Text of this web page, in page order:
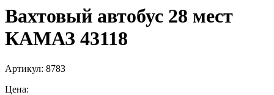
Вахтовый автобус 28 мест
КАМАЗ 43118
Артикул: 8783
Цена: